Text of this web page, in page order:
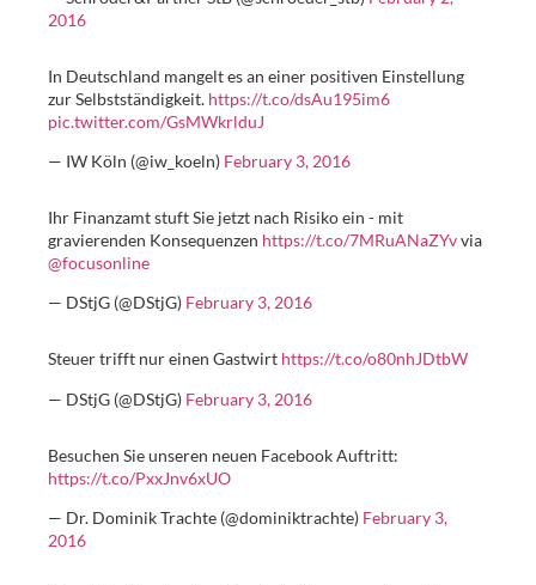
2016
In Deutschland mangelt es an einer positiven Einstellung
zur Selbstständigkeit. https://t.co/dsAu195im6
pic.twitter.com/GsMWkrlduJ
— IW Köln (@iw_koeln) February 3, 2016
Ihr Finanzamt stuft Sie jetzt nach Risiko ein - mit
gravierenden Konsequenzen https://t.co/7MRuANaZYvvia
@focusonline
— DStjG (@DStjG) February 3, 2016
Steuer trifft nur einen Gastwirt https://t.co/o80nhJDtbW
— DStjG (@DStjG) February 3, 2016
Besuchen Sie unseren neuen Facebook Auftritt:
https://t.co/PxxJnv6xUO
— Dr. Dominik Trachte (@dominiktrachte) February 3,
2016